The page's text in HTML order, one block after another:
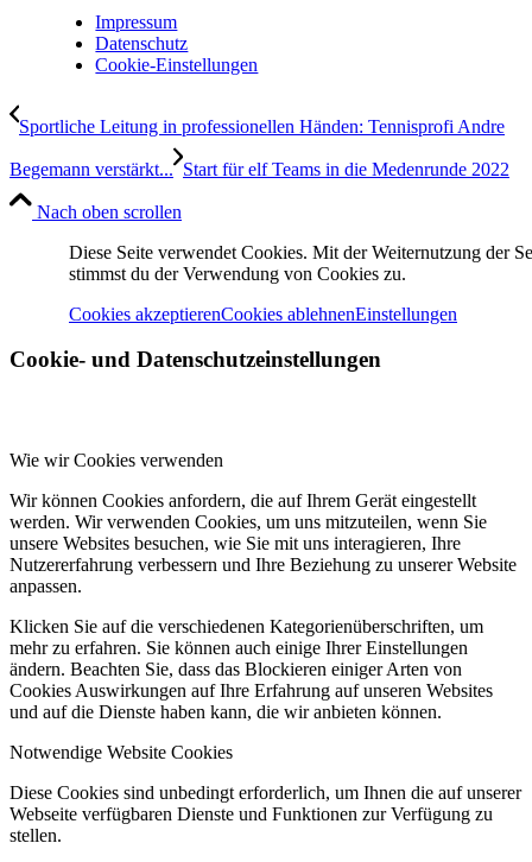
Impressum
Datenschutz
Cookie-Einstellungen
Sportliche Leitung in professionellen Händen: Tennisprofi Andre
Begemann verstärkt... Start für elf Teams in die Medenrunde 2022
Nach oben scrollen
Diese Seite verwendet Cookies. Mit der Weiternutzung der
stimmst du der Verwendung von Cookies zu.
Cookies akzeptierenCookies ablehnenEinstellungen
Cookie- und Datenschutzeinstellungen
Wie wir Cookies verwenden
Wir können Cookies anfordern, die auf Ihrem Gerät eingestellt
werden. Wir verwenden Cookies, um uns mitzuteilen, wenn Sie
unsere Websites besuchen, wie Sie mit uns interagieren, Ihre
Nutzererfahrung verbessern und Ihre Beziehung zu unserer Website
anpassen.
Klicken Sie auf die verschiedenen Kategorienüberschriften, um
mehr zu erfahren. Sie können auch einige Ihrer Einstellungen
ändern. Beachten Sie, dass das Blockieren einiger Arten von
Cookies Auswirkungen auf Ihre Erfahrung auf unseren Websites
und auf die Dienste haben kann, die wir anbieten können.
Notwendige Website Cookies
Diese Cookies sind unbedingt erforderlich, um Ihnen die auf unserer
Webseite verfügbaren Dienste und Funktionen zur Verfügung zu
stellen.